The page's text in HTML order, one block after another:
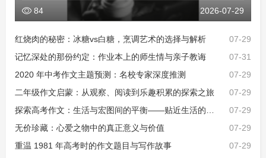
84 2026-07-29
07-29
红烧肉的秘密：冰糖vs白糖，烹调艺术的选择与解析
07-31
记忆深处的那份约定：作业本上的师生情与亲子教诲
07-29
2020 年中考作文主题预测：名校专家深度推测
07-29
二年级作文启蒙：从观察、阅读到乐趣积累的探索之旅
07-29
探索高考作文：生活与宏图间的平衡——贴近生活的价值与挑战
07-29
无价珍藏：心爱之物中的真正意义与价值
07-29
重温 1981 年高考时的作文题目与写作故事